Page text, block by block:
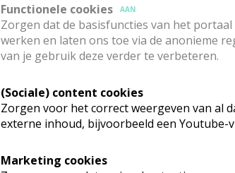
Muziekensembles
Muziekmaatschappijen
Namaste-huis in Merendree
OCMW - antennewerking
Functionele cookies
AAN
Zorgen dat de basisfuncties van het
werken en laten ons toe via de anonieme
van je gebruik deze verder te verbeteren.
(Sociale) content cookies
Zorgen voor het correct weergeven van al
externe inhoud, bijvoorbeeld een Youtube-
Marketing cookies